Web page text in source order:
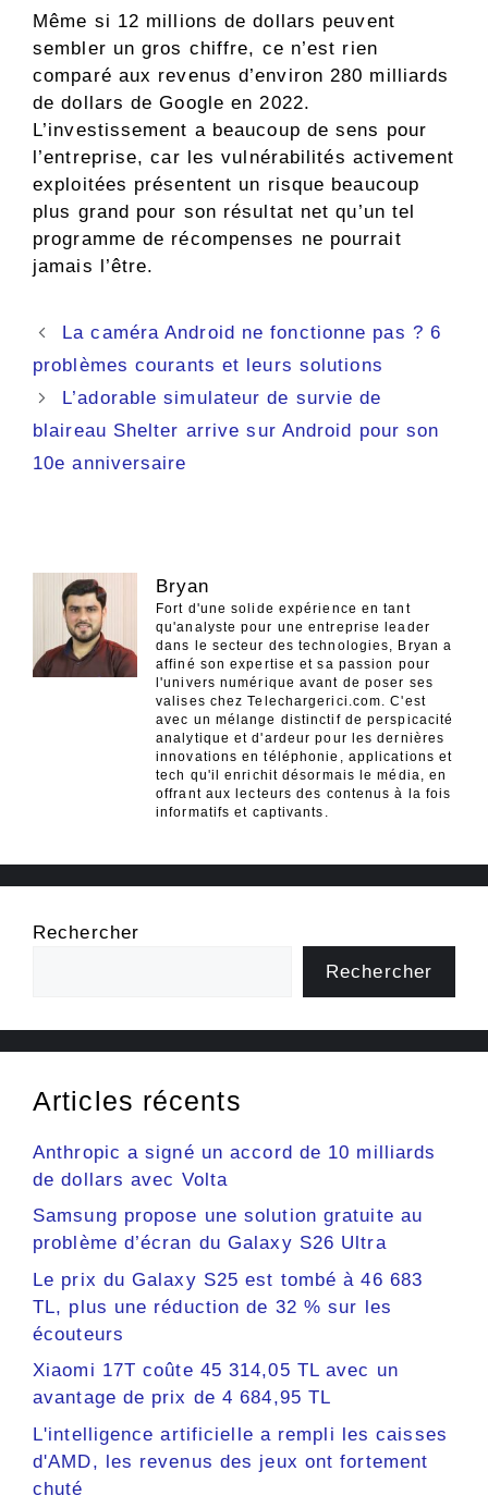
Même si 12 millions de dollars peuvent
sembler un gros chiffre, ce n’est rien
comparé aux revenus d’environ 280 milliards
de dollars de Google en 2022.
L’investissement a beaucoup de sens pour
l’entreprise, car les vulnérabilités activement
exploitées présentent un risque beaucoup
plus grand pour son résultat net qu’un tel
programme de récompenses ne pourrait
jamais l’être.
Navigation
des
La caméra Android ne fonctionne pas ? 6
problèmes courants et leurs solutions
L’adorable simulateur de survie de
blaireau Shelter arrive sur Android pour son
10e anniversaire
Bryan
Fort d'une solide expérience en tant
qu'analyste pour une entreprise leader
dans le secteur des technologies, Bryan a
affiné son expertise et sa passion pour
l'univers numérique avant de poser ses
valises chez Telechargerici.com. C'est
avec un mélange distinctif de perspicacité
analytique et d'ardeur pour les dernières
innovations en téléphonie, applications et
tech qu'il enrichit désormais le média, en
offrant aux lecteurs des contenus à la fois
informatifs et captivants.
Rechercher
Rechercher
Articles récents
Anthropic a signé un accord de 10 milliards
de dollars avec Volta
Samsung propose une solution gratuite au
problème d’écran du Galaxy S26 Ultra
Le prix du Galaxy S25 est tombé à 46 683
TL, plus une réduction de 32 % sur les
écouteurs
Xiaomi 17T coûte 45 314,05 TL avec un
avantage de prix de 4 684,95 TL
L'intelligence artificielle a rempli les caisses
d'AMD, les revenus des jeux ont fortement
chuté